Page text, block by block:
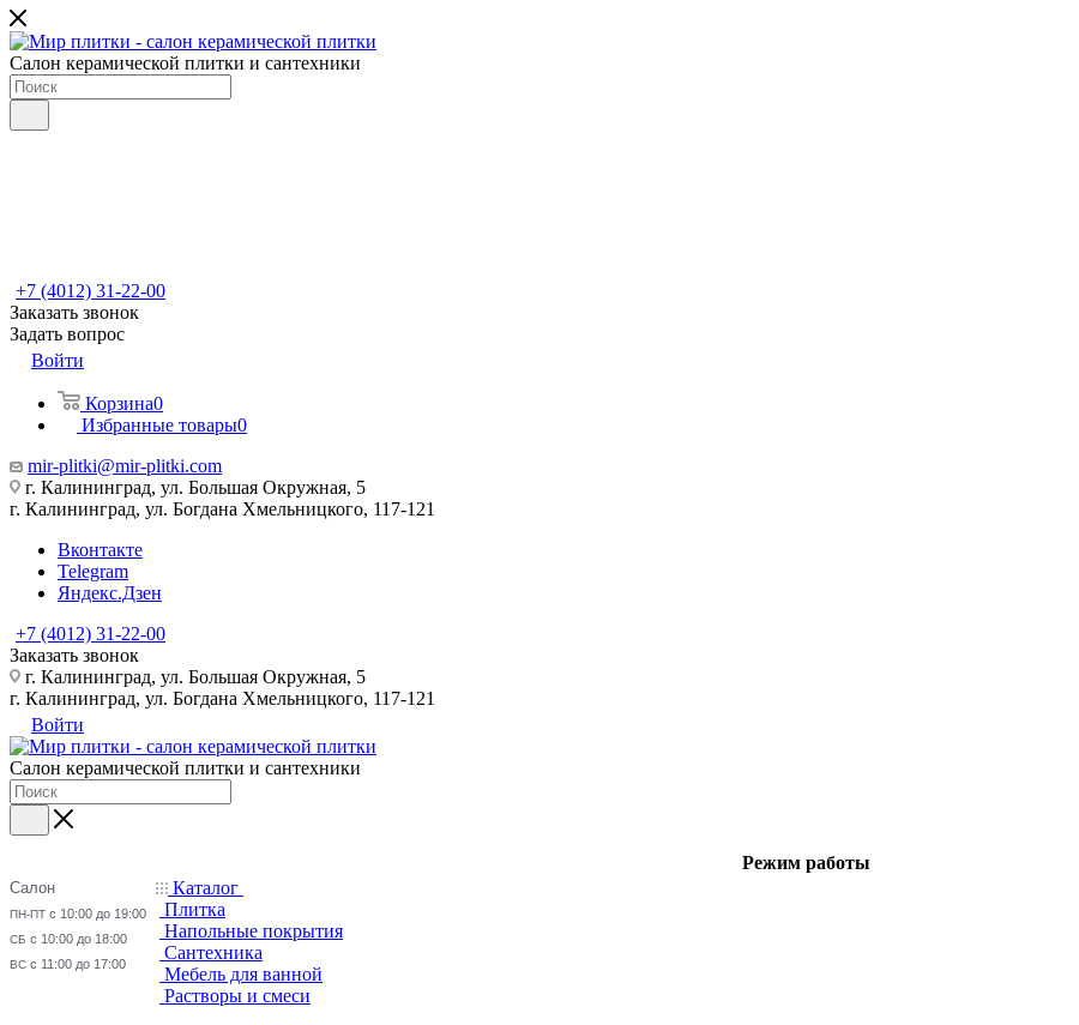
Салон керамической плитки и сантехники
+7 (4012) 31-22-00
Заказать звонок
Задать вопрос
Войти
Корзина0
Избранные товары0
mir-plitki@mir-plitki.com
г. Калининград, ул. Большая Окружная, 5
г. Калининград, ул. Богдана Хмельницкого, 117-121
Вконтакте
Telegram
Яндекс.Дзен
+7 (4012) 31-22-00
Заказать звонок
г. Калининград, ул. Большая Окружная, 5
г. Калининград, ул. Богдана Хмельницкого, 117-121
Войти
Салон керамической плитки и сантехники
Режим работы
Салон
ПН-ПТ с 10:00 до 19:00
СБ с 10:00 до 18:00
ВС с 11:00 до 17:00
Каталог
Плитка
Напольные покрытия
Сантехника
Мебель для ванной
Растворы и смеси